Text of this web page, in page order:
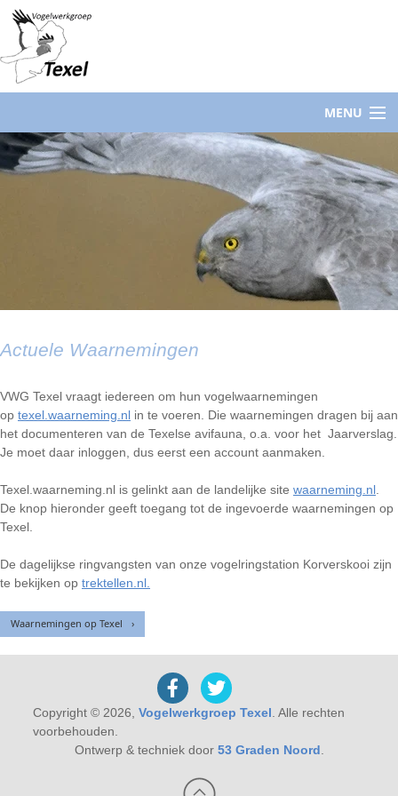
MENU
Actuele Waarnemingen
VWG Texel vraagt iedereen om hun vogelwaarnemingen
op texel.waarneming.nl in te voeren. Die waarnemingen dragen bij aan
het documenteren van de Texelse avifauna, o.a. voor het Jaarverslag.
Je moet daar inloggen, dus eerst een account aanmaken.
Texel.waarneming.nl is gelinkt aan de landelijke site waarneming.nl
De knop hieronder geeft toegang tot de ingevoerde waarnemingen op
Texel.
De dagelijkse ringvangsten van onze vogelringstation Korverskooi zijn
te bekijken op trektellen.nl.
Waarnemingen op Texel
Copyright © 2026, Vogelwerkgroep Texel . Alle rechten
voorbehouden.
Ontwerp & techniek door 53 Graden Noord